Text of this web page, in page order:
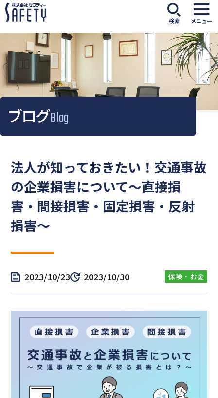
検索 メニュー
ブログBlog
法人が知っておきたい！交通事故
の企業損害について～直接損
害・間接損害・固定損害・反射
損害～
2023/10/23 2023/10/30 保険・お金